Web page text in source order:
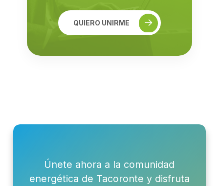
QUIERO UNIRME
Únete ahora a la comunidad
energética de Tacoronte y disfruta